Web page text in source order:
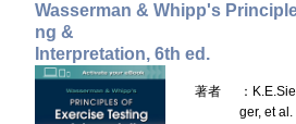
Wasserman & Whipp's
ng &
Interpretation, 6th ed.
著者
：
ger, et al.